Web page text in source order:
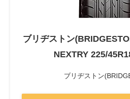
ブリヂストン
NEXTRY 225/
ブリヂストン